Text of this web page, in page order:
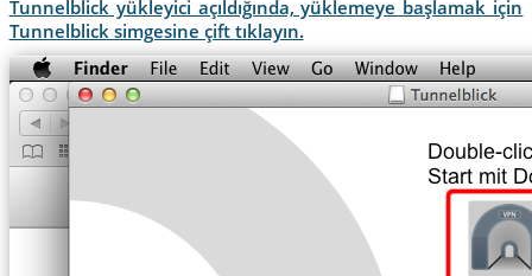
Tunnelblick yükleyici açıldığında, yüklemeye başlamak için
Tunnelblick simgesine çift tıklayın.